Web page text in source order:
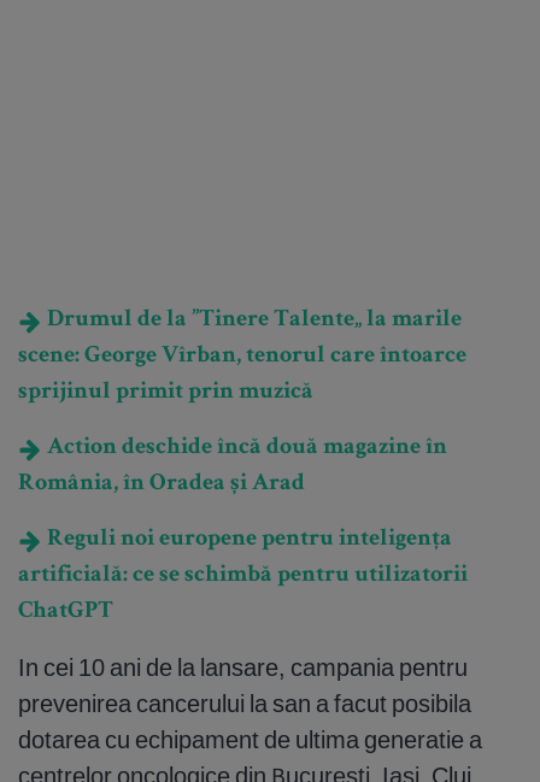
Drumul de la ”Tinere Talente„ la marile
scene: George Vîrban, tenorul care întoarce
sprijinul primit prin muzică
Action deschide încă două magazine în
România, în Oradea și Arad
Reguli noi europene pentru inteligența
artificială: ce se schimbă pentru utilizatorii
ChatGPT
In cei 10 ani de la lansare, campania pentru
prevenirea cancerului la san a facut posibila
dotarea cu echipament de ultima generatie a
centrelor oncologice din Bucuresti, Iasi, Cluj,